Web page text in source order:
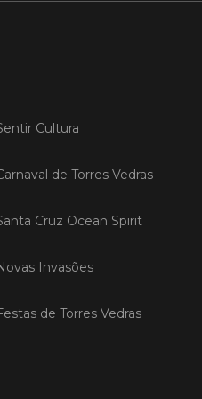
INOV-E
os dias 13 e 16 de abril,
inovação, criação de
Cultura
de Torres Vedras
Cruz Ocean Spirit
Invasões
de Torres Vedras